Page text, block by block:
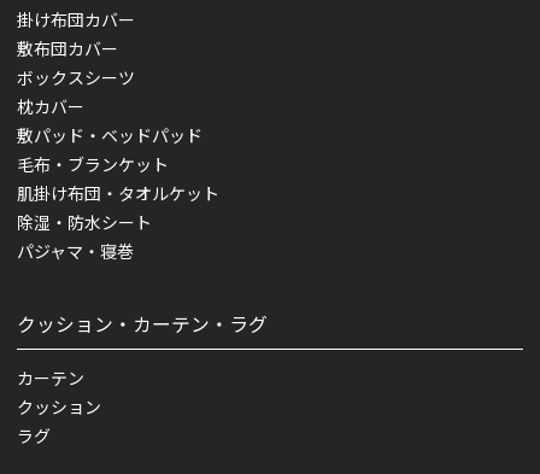
掛け布団カバー
敷布団カバー
ボックスシーツ
枕カバー
敷パッド・ベッドパッド
毛布・ブランケット
肌掛け布団・タオルケット
除湿・防水シート
パジャマ・寝巻
クッション・カーテン・ラグ
カーテン
クッション
ラグ